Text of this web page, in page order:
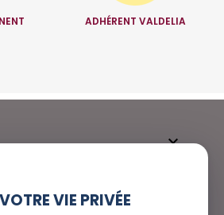
ADHÉRENT VALDELIA

VIE PRIVÉE